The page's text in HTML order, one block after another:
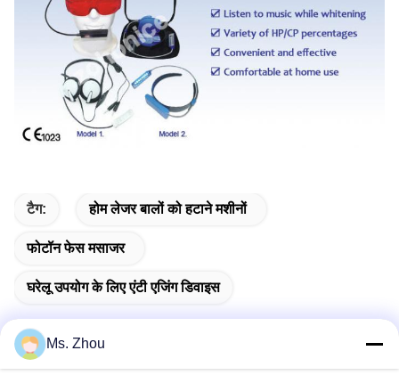
टैग: होम लेजर बालों को हटाने मशीनों
फोटॉन फेस मसाजर
घरेलू उपयोग के लिए एंटी एजिंग डिवाइस
Ms. Zhou